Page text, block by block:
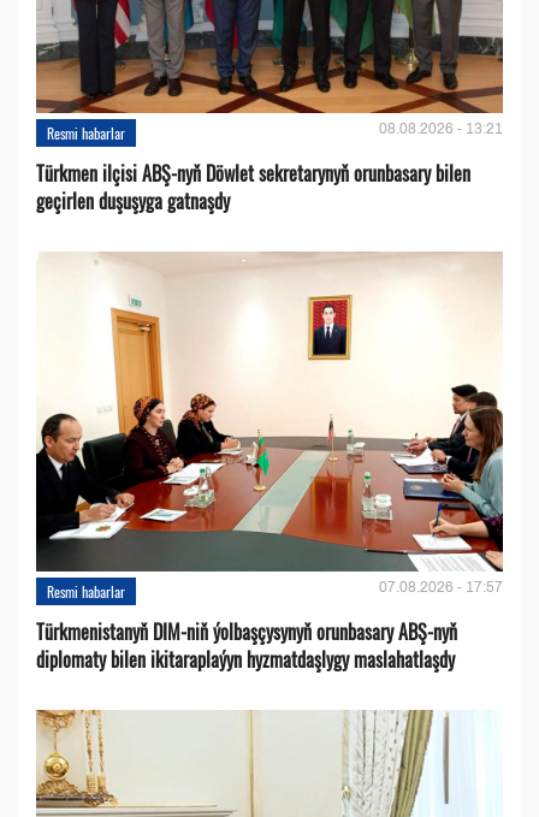
Resmi habarlar 08.08.2026 - 13:21
Türkmen ilçisi ABŞ-nyň Döwlet sekretarynyň orunbasary bilen
geçirlen duşuşyga gatnaşdy
Resmi habarlar 07.08.2026 - 17:57
Türkmenistanyň DIM-niň ýolbaşçysynyň orunbasary ABŞ-nyň
diplomaty bilen ikitaraplaýyn hyzmatdaşlygy maslahatlaşdy